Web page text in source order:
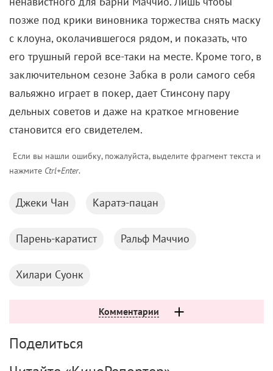
его трушный герой все-таки на месте. Кроме того, в
заключительном сезоне Забка в роли самого себя
вальяжно играет в покер, дает Стинсону пару
дельных советов и даже на краткое мгновение
становится его свидетелем.
Если вы нашли ошибку, пожалуйста, выделите фрагмент текста и
Джеки Чан Каратэ-пацан
Читайте «КиноРепортер»